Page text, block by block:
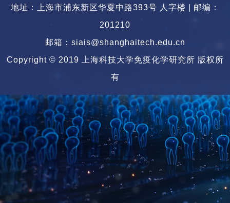
地址：上海市浦东新区华夏中路393号 人字楼 | 邮编：
201210
邮箱：siais@shanghaitech.edu.cn
Copyright © 2019 上海科技大学免疫化学研究所 版权所
有